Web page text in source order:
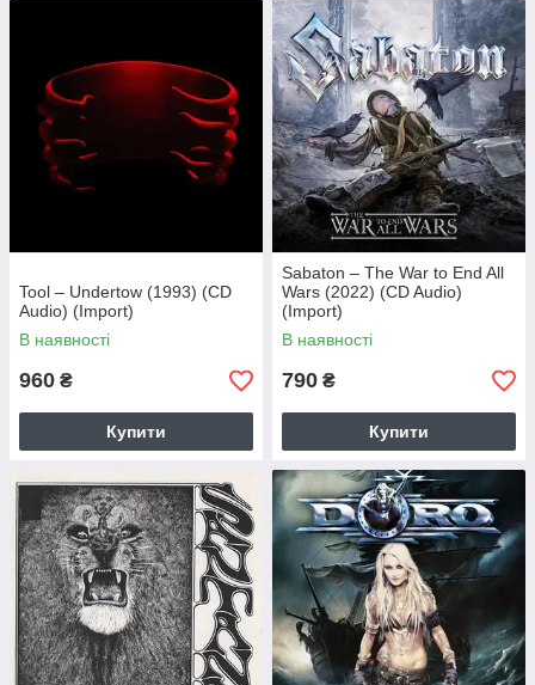
Tool – Undertow (1993) (CD
Audio) (Import)
В наявності
960 ₴
Купити
Sabaton – The War to End All
Wars (2022) (CD Audio)
(Import)
В наявності
790 ₴
Купити